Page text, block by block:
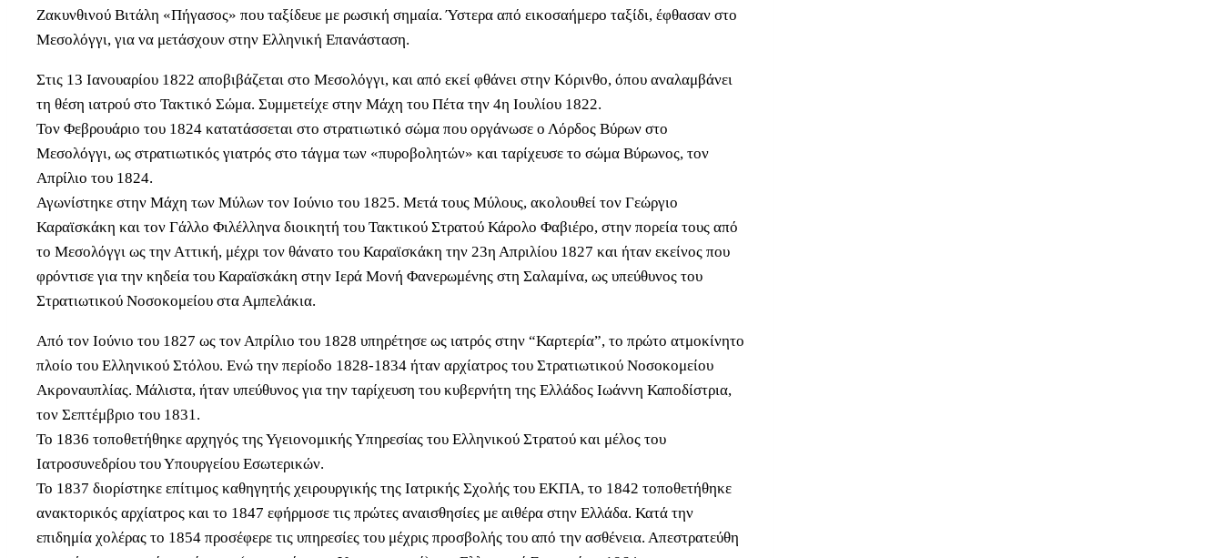
Ζακυνθινού Βιτάλη «Πήγασος» που ταξίδευε με ρωσική σημαία. Ύστερα από εικοσαήμερο ταξίδι, έφθασαν στο
Μεσολόγγι, για να μετάσχουν στην Ελληνική Επανάσταση.
Στις 13 Ιανουαρίου 1822 αποβιβάζεται στο Μεσολόγγι, και από εκεί φθάνει στην Κόρινθο, όπου αναλαμβάνει
τη θέση ιατρού στο Τακτικό Σώμα. Συμμετείχε στην Μάχη του Πέτα την 4η Ιουλίου 1822.
Τον Φεβρουάριο του 1824 κατατάσσεται στο στρατιωτικό σώμα που οργάνωσε ο Λόρδος Βύρων στο
Μεσολόγγι, ως στρατιωτικός γιατρός στο τάγμα των «πυροβολητών» και ταρίχευσε το σώμα Βύρωνος, τον
Απρίλιο του 1824.
Αγωνίστηκε στην Μάχη των Μύλων τον Ιούνιο του 1825. Μετά τους Μύλους, ακολουθεί τον Γεώργιο
Καραϊσκάκη και τον Γάλλο Φιλέλληνα διοικητή του Τακτικού Στρατού Κάρολο Φαβιέρο, στην πορεία τους από
το Μεσολόγγι ως την Αττική, μέχρι τον θάνατο του Καραϊσκάκη την 23η Απριλίου 1827 και ήταν εκείνος που
φρόντισε για την κηδεία του Καραϊσκάκη στην Ιερά Μονή Φανερωμένης στη Σαλαμίνα, ως υπεύθυνος του
Στρατιωτικού Νοσοκομείου στα Αμπελάκια.
Από τον Ιούνιο του 1827 ως τον Απρίλιο του 1828 υπηρέτησε ως ιατρός στην “Καρτερία”, το πρώτο ατμοκίνητο
πλοίο του Ελληνικού Στόλου. Ενώ την περίοδο 1828-1834 ήταν αρχίατρος του Στρατιωτικού Νοσοκομείου
Ακροναυπλίας. Μάλιστα, ήταν υπεύθυνος για την ταρίχευση του κυβερνήτη της Ελλάδος Ιωάννη Καποδίστρια,
τον Σεπτέμβριο του 1831.
Το 1836 τοποθετήθηκε αρχηγός της Υγειονομικής Υπηρεσίας του Ελληνικού Στρατού και μέλος του
Ιατροσυνεδρίου του Υπουργείου Εσωτερικών.
Το 1837 διορίστηκε επίτιμος καθηγητής χειρουργικής της Ιατρικής Σχολής του ΕΚΠΑ, το 1842 τοποθετήθηκε
ανακτορικός αρχίατρος και το 1847 εφήρμοσε τις πρώτες αναισθησίες με αιθέρα στην Ελλάδα. Κατά την
επιδημία χολέρας το 1854 προσέφερε τις υπηρεσίες του μέχρις προσβολής του από την ασθένεια. Απεστρατεύθη